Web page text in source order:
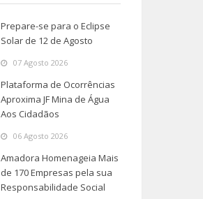
Prepare-se para o Eclipse
Solar de 12 de Agosto
07 Agosto 2026
Plataforma de Ocorrências
Aproxima JF Mina de Água
Aos Cidadãos
06 Agosto 2026
Amadora Homenageia Mais
de 170 Empresas pela sua
Responsabilidade Social